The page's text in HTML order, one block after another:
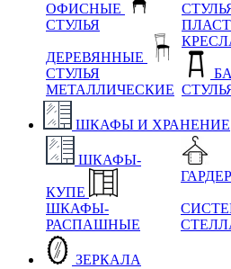
ОФИСНЫЕ
СТУЛЬЯ
ДЕРЕВЯННЫЕ
СТУЛЬЯ
МЕТАЛЛИЧЕСКИЕ
ШКАФЫ И ХРАНЕНИЕ
ШКАФЫ-
КУПЕ
ШКАФЫ-
РАСПАШНЫЕ
ЗЕРКАЛА